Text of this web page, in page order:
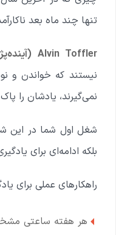
تنها چند ماه بعد
Alvin Toffler (آینده‌پژوه):
نیستند که خواندن و
نمی‌گیرند، یادشان را
شغل اول شما در این
بلکه ادامه‌ای برای
راهکارهای عملی برای
هر هفته ساعتی